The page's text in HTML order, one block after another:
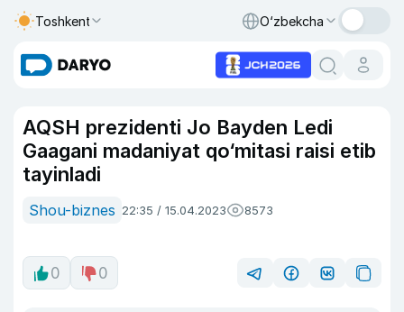
Toshkent O‘zbekcha
AQSH prezidenti Jo Bayden Ledi
Gaagani madaniyat qo‘mitasi raisi etib
tayinladi
Shou-biznes 22:35 / 15.04.2023 8573
0 0